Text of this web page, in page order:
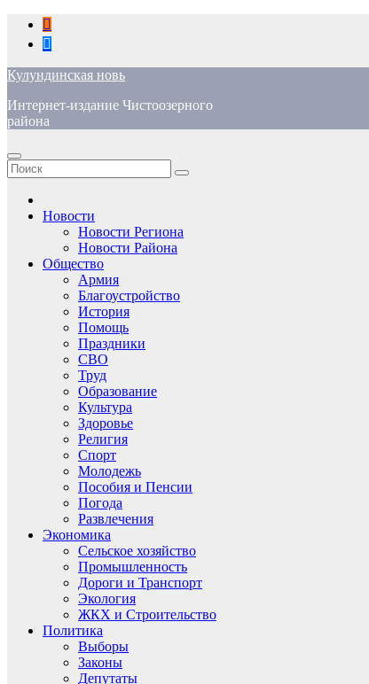
Перейти
содержимому
Кулундинская новь
Интернет-издание Чистоозерного
района
Новости
Новости Региона
Новости Района
Общество
Армия
Благоустройство
История
Помощь
Праздники
СВО
Труд
Образование
Культура
Здоровье
Религия
Спорт
Молодежь
Пособия и Пенсии
Погода
Развлечения
Экономика
Сельское хозяйство
Промышленность
Дороги и Транспорт
Экология
ЖКХ и Строительство
Политика
Выборы
Законы
Депутаты